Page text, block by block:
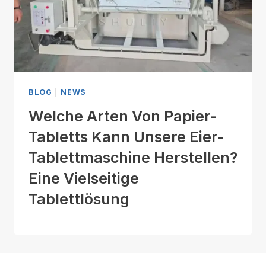
BLOG NEWS
Welche Arten Von Papier-
Tabletts Kann Unsere Eier-
Tablettmaschine Herstellen?
Eine Vielseitige
Tablettlösung